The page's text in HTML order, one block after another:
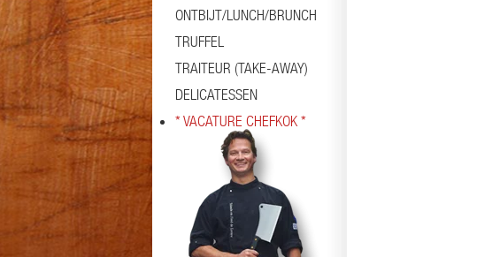
ONTBIJT/LUNCH/BRUNCH
TRUFFEL
TRAITEUR (TAKE-AWAY)
DELICATESSEN
* VACATURE CHEFKOK *